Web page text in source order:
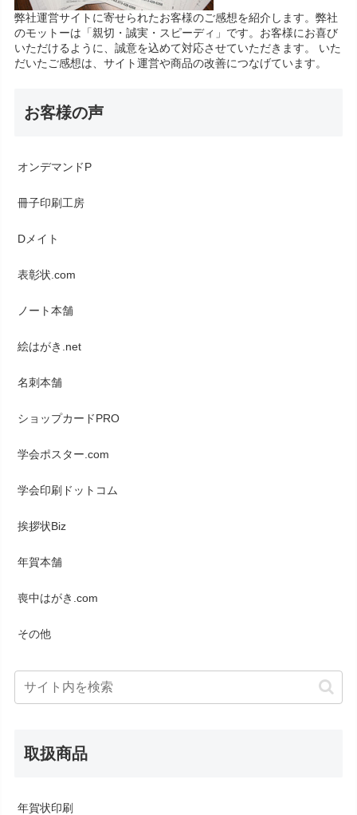
弊社運営サイトに寄せられたお客様のご感想を紹介します。弊社
のモットーは「親切・誠実・スピーディ」です。お客様にお喜び
いただけるように、誠意を込めて対応させていただきます。 いた
だいたご感想は、サイト運営や商品の改善につなげています。
お客様の声
オンデマンドP
冊子印刷工房
Dメイト
表彰状.com
ノート本舗
絵はがき.net
名刺本舗
ショップカードPRO
学会ポスター.com
学会印刷ドットコム
挨拶状Biz
年賀本舗
喪中はがき.com
その他
取扱商品
年賀状印刷